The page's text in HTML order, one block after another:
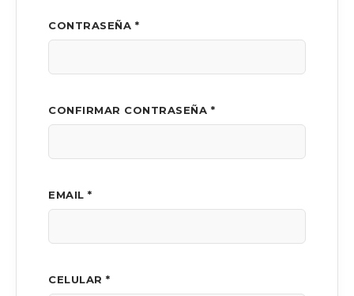
CONTRASEÑA *
CONFIRMAR CONTRASEÑA *
EMAIL *
CELULAR *